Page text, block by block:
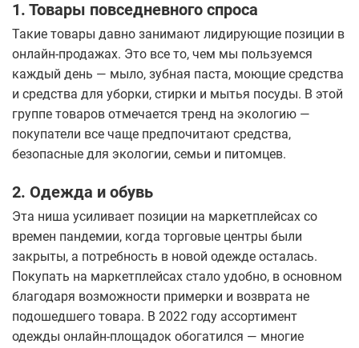
1. Товары повседневного спроса
Такие товары давно занимают лидирующие позиции в
онлайн-продажах. Это все то, чем мы пользуемся
каждый день — мыло, зубная паста, моющие средства
и средства для уборки, стирки и мытья посуды. В этой
группе товаров отмечается тренд на экологию —
покупатели все чаще предпочитают средства,
безопасные для экологии, семьи и питомцев.
2. Одежда и обувь
Эта ниша усиливает позиции на маркетплейсах со
времен пандемии, когда торговые центры были
закрыты, а потребность в новой одежде осталась.
Покупать на маркетплейсах стало удобно, в основном
благодаря возможности примерки и возврата не
подошедшего товара. В 2022 году ассортимент
одежды онлайн-площадок обогатился — многие